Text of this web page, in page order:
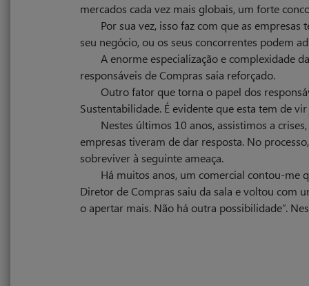
mercados cada vez mais globais, um forte
Por sua vez, isso faz com que as
seu negócio, ou os seus concorrentes podem
A enorme especialização e complexidade
responsáveis de Compras saia reforçado.
Outro fator que torna o papel dos
Sustentabilidade. É evidente que esta tem de
Nestes últimos 10 anos, assistimos a
empresas tiveram de dar resposta. No
sobreviver à seguinte ameaça.
Há muitos anos, um comercial contou-me
Diretor de Compras saiu da sala e voltou com
o apertar mais. Não há outra possibilidade”.